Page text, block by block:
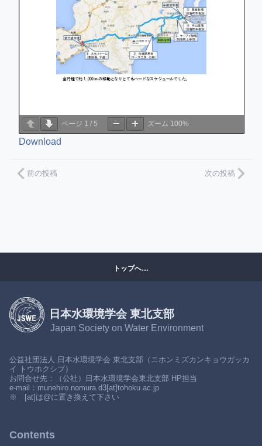
ページ 1 / 5 ズーム 100%
Download
前の投稿 次の投稿
トップへ…
日本水環境学会 東北支部
Japan Society on Water Environment
公益社団法人 日本水環境学会 東北支部（ニホンミズカンキョウガッカ
イ トウホクシブ）
お問合せ先：（公社）日本水環境学会東北支部 HP担当
e-mail：munehiro.nomura.d3[at]tohoku.ac.jp
※ [at]は@に置き換えて下さい
Contents